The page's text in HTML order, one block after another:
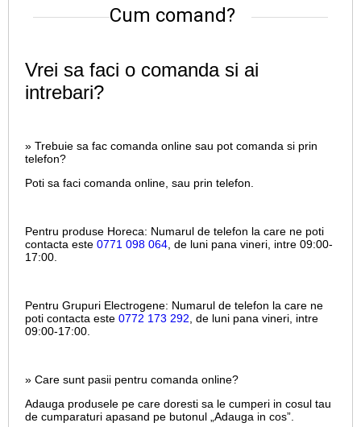
Cum comand?
Vrei sa faci o comanda si ai
intrebari?
» Trebuie sa fac comanda online sau pot comanda si prin
telefon?
Poti sa faci comanda online, sau prin telefon.
Pentru produse Horeca: Numarul de telefon la care ne poti
contacta este 0771 098 064, de luni pana vineri, intre 09:00-
17:00.
Pentru Grupuri Electrogene: Numarul de telefon la care ne
poti contacta este 0772 173 292, de luni pana vineri, intre
09:00-17:00.
» Care sunt pasii pentru comanda online?
Adauga produsele pe care doresti sa le cumperi in cosul tau
de cumparaturi apasand pe butonul „Adauga in cos”.